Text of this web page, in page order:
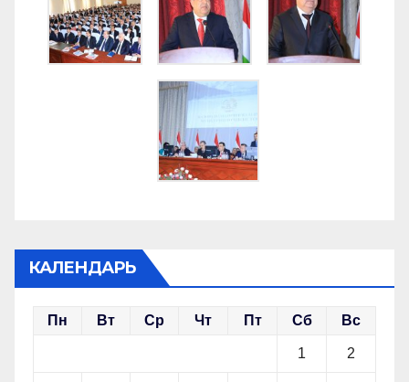
КАЛЕНДАРЬ
Пн Вт Ср Чт Пт Сб Вс
1 2